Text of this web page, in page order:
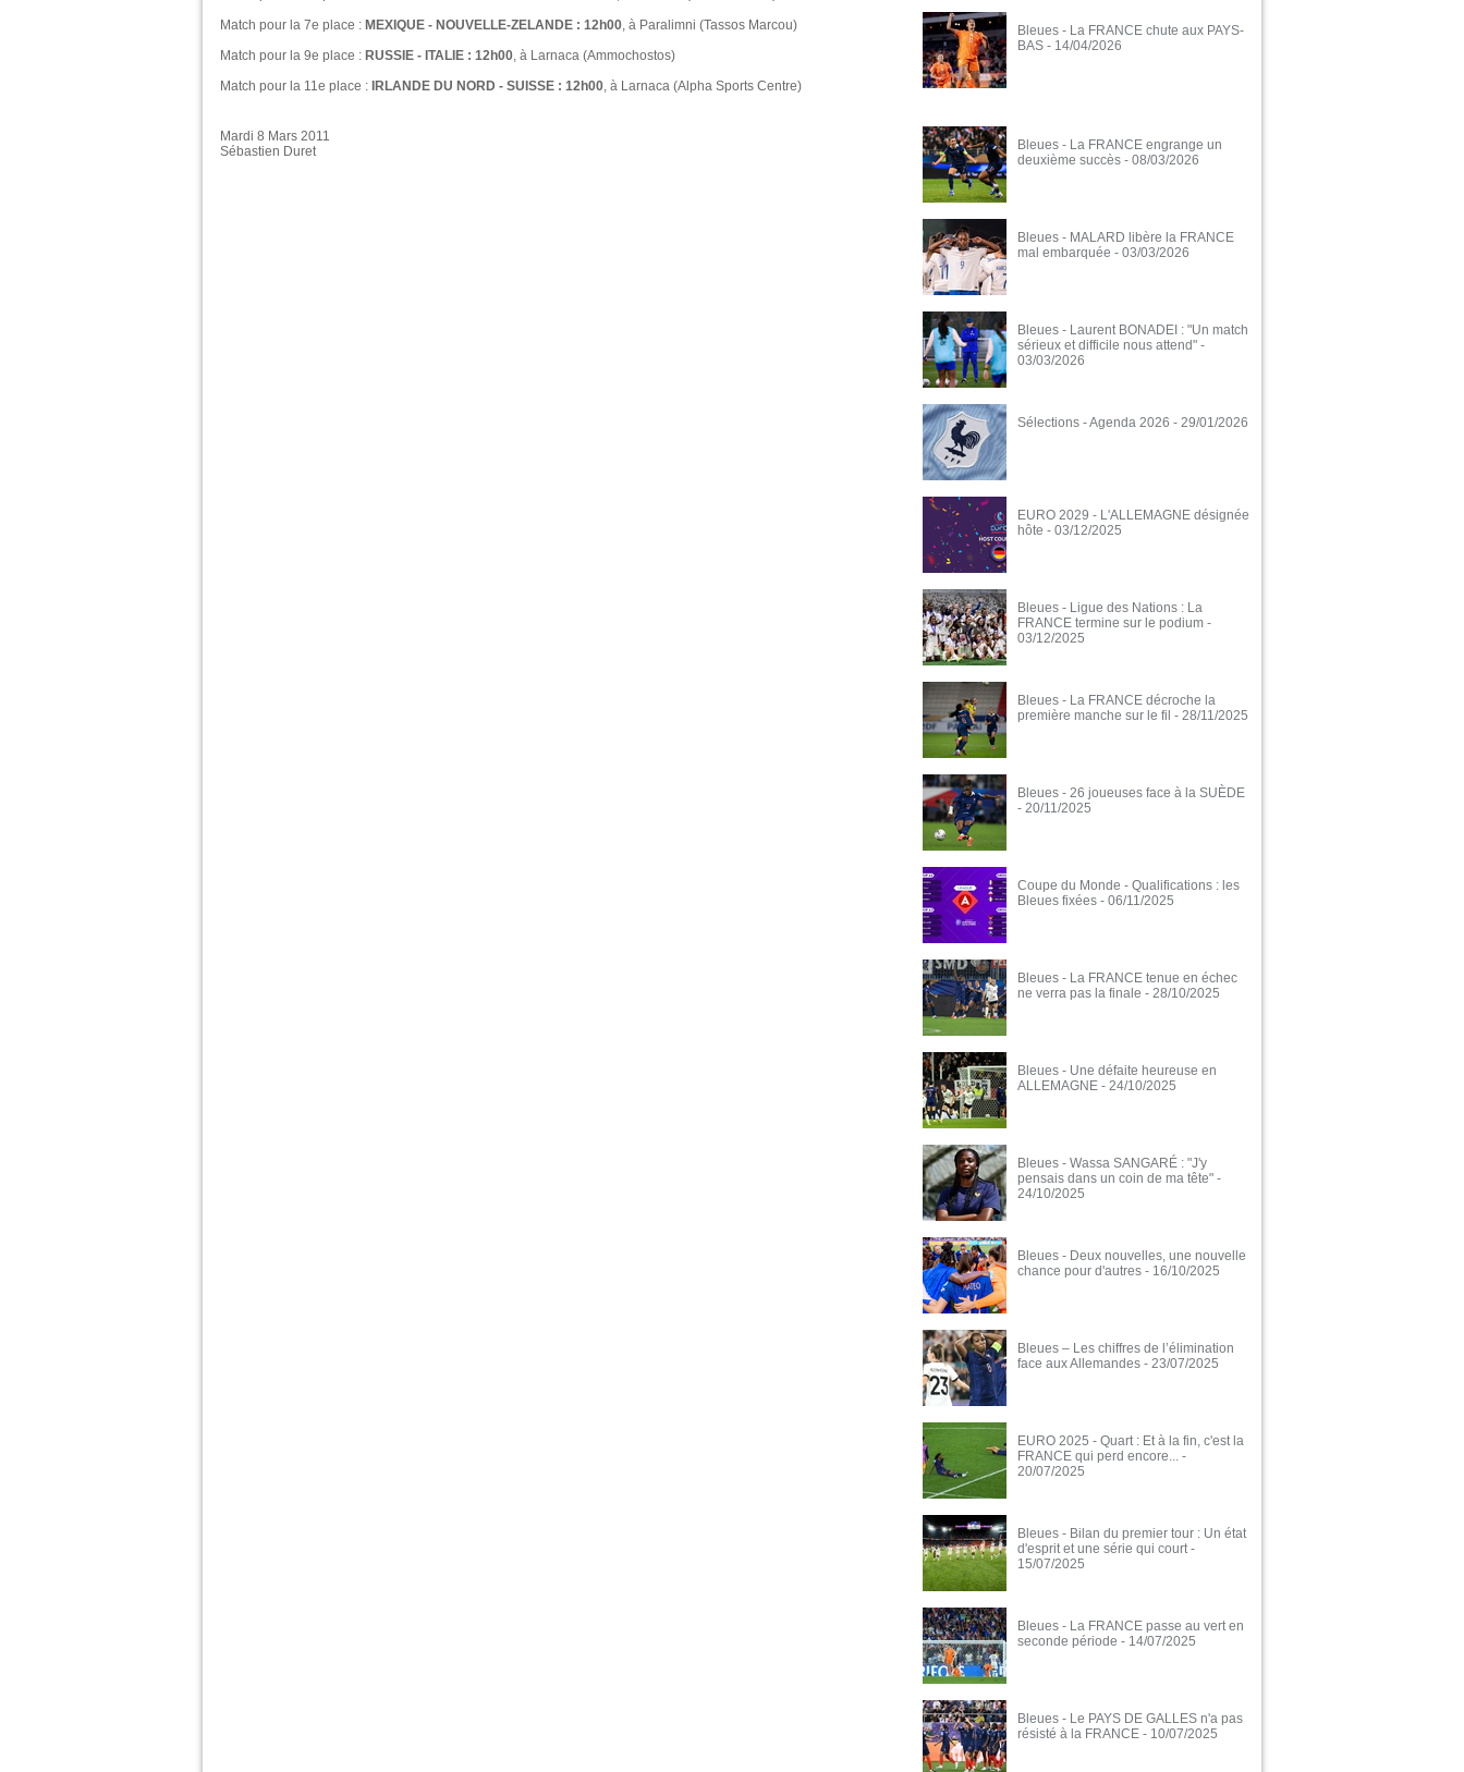
Match pour la 7e place : MEXIQUE - NOUVELLE-ZELANDE : 12h00, à Paralimni (Tassos Marcou)
Match pour la 9e place : RUSSIE - ITALIE : 12h00, à Larnaca (Ammochostos)
Match pour la 11e place : IRLANDE DU NORD - SUISSE : 12h00, à Larnaca (Alpha Sports Centre)
Mardi 8 Mars 2011
Sébastien Duret
Bleues - La FRANCE chute aux PAYS-
BAS - 14/04/2026
Bleues - La FRANCE engrange un
deuxième succès - 08/03/2026
Bleues - MALARD libère la FRANCE
mal embarquée - 03/03/2026
Bleues - Laurent BONADEI : "Un match
sérieux et difficile nous attend" -
03/03/2026
Sélections - Agenda 2026 - 29/01/2026
EURO 2029 - L'ALLEMAGNE désignée
hôte - 03/12/2025
Bleues - Ligue des Nations : La
FRANCE termine sur le podium -
03/12/2025
Bleues - La FRANCE décroche la
première manche sur le fil - 28/11/2025
Bleues - 26 joueuses face à la SUÈDE
- 20/11/2025
Coupe du Monde - Qualifications : les
Bleues fixées - 06/11/2025
Bleues - La FRANCE tenue en échec
ne verra pas la finale - 28/10/2025
Bleues - Une défaite heureuse en
ALLEMAGNE - 24/10/2025
Bleues - Wassa SANGARÉ : "J'y
pensais dans un coin de ma tête" -
24/10/2025
Bleues - Deux nouvelles, une nouvelle
chance pour d'autres - 16/10/2025
Bleues – Les chiffres de l’élimination
face aux Allemandes - 23/07/2025
EURO 2025 - Quart : Et à la fin, c'est la
FRANCE qui perd encore... -
20/07/2025
Bleues - Bilan du premier tour : Un état
d'esprit et une série qui court -
15/07/2025
Bleues - La FRANCE passe au vert en
seconde période - 14/07/2025
Bleues - Le PAYS DE GALLES n'a pas
résisté à la FRANCE - 10/07/2025